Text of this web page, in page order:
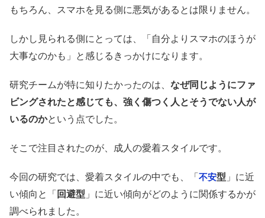
もちろん、スマホを見る側に悪気があるとは限りません。
しかし見られる側にとっては、「自分よりスマホのほうが
大事なのかも」と感じるきっかけになります。
研究チームが特に知りたかったのは、 なぜ同じようにファ
ビングされたと感じても、強く傷つく人とそうでない人が
いるのかという点でした。
そこで注目されたのが、成人の愛着スタイルです。
今回の研究では、愛着スタイルの中でも、「不安型 」に近
い傾向と「 回避型 」に近い傾向がどのように関係するかが
調べられました。